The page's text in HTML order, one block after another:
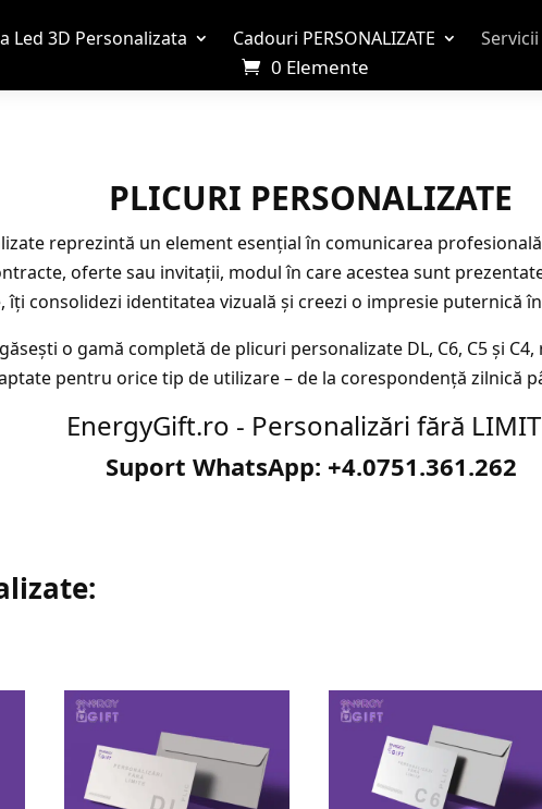
Led 3D Personalizata Cadouri PERSONALIZATE
0 Elemente
PLICURI PERSONALIZATE
reprezintă un element esențial în comunicarea
oferte sau invitații, modul în care acestea sunt
îți consolidezi identitatea vizuală și creezi o impresie puternică
o gamă completă de plicuri personalizate DL, C6, C5 și
pentru orice tip de utilizare – de la corespondență zilnică
EnergyGift.ro - Personalizări fără
Suport WhatsApp: +4.0751.361.262